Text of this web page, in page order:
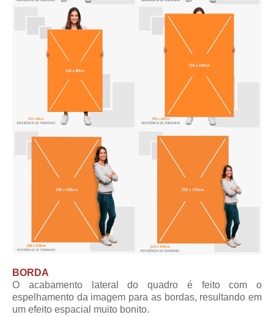
BORDA
O acabamento lateral do quadro é feito com o
espelhamento da imagem para as bordas, resultando em
um efeito espacial muito bonito.